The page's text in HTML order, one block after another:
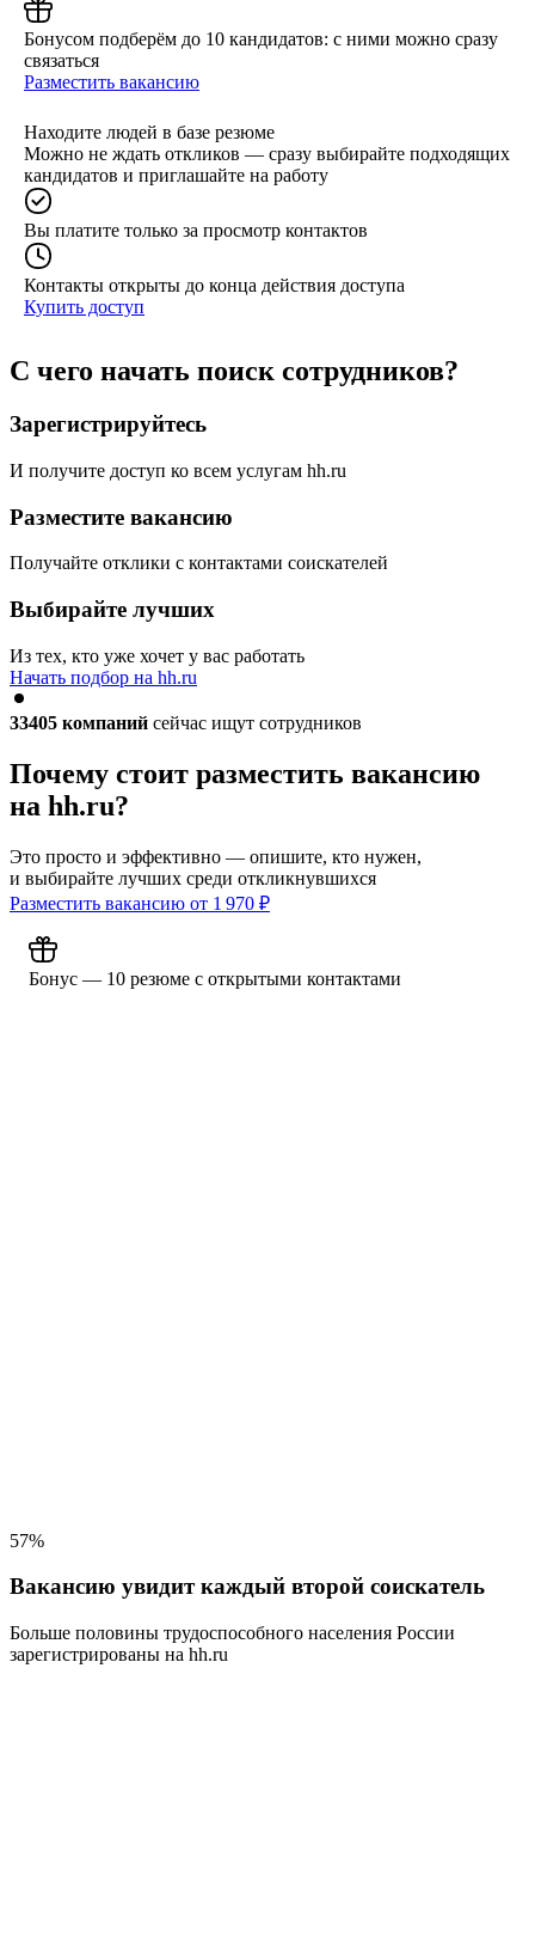
Бонусом подберём до 10 кандидатов: с ними можно сразу
связаться
Разместить вакансию
Находите людей в базе резюме
Можно не ждать откликов — сразу выбирайте подходящих
кандидатов и приглашайте на работу
Вы платите только за просмотр контактов
Контакты открыты до конца действия доступа
Купить доступ
С чего начать поиск сотрудников?
Зарегистрируйтесь
И получите доступ ко всем услугам hh.ru
Разместите вакансию
Получайте отклики с контактами соискателей
Выбирайте лучших
Из тех, кто уже хочет у вас работать
Начать подбор на hh.ru
33405 компаний сейчас ищут сотрудников
Почему стоит разместить вакансию
на hh.ru?
Это просто и эффективно — опишите, кто нужен,
и выбирайте лучших среди откликнувшихся
Разместить вакансию от 1 970 ₽
Бонус — 10 резюме с открытыми контактами
57%
Вакансию увидит каждый второй соискатель
Больше половины трудоспособного населения России
зарегистрированы на hh.ru